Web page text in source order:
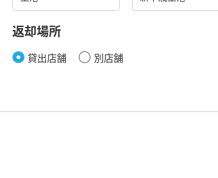
返却場所
貸出店舗 別店舗